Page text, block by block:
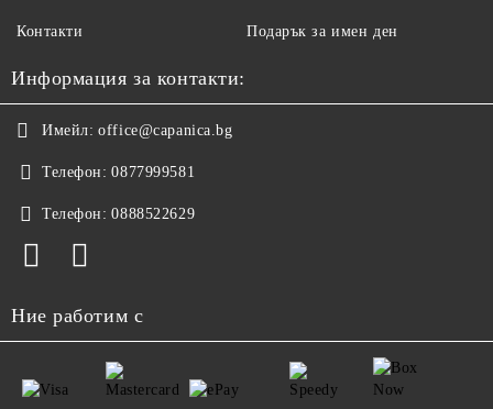
Контакти Подарък за имен ден
Информация за контакти:
Имейл: office@capanica.bg
Телефон: 0877999581
Телефон: 0888522629
Ние работим с